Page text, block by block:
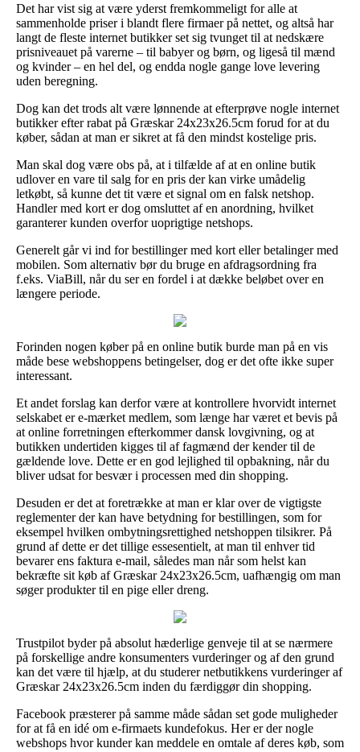
Det har vist sig at være yderst fremkommeligt for alle at
sammenholde priser i blandt flere firmaer på nettet, og altså har
langt de fleste internet butikker set sig tvunget til at nedskære
prisniveauet på varerne – til babyer og børn, og ligeså til mænd
og kvinder – en hel del, og endda nogle gange love levering
uden beregning.
Dog kan det trods alt være lønnende at efterprøve nogle internet
butikker efter rabat på Græskar 24x23x26.5cm forud for at du
køber, sådan at man er sikret at få den mindst kostelige pris.
Man skal dog være obs på, at i tilfælde af at en online butik
udlover en vare til salg for en pris der kan virke umådelig
letkøbt, så kunne det tit være et signal om en falsk netshop.
Handler med kort er dog omsluttet af en anordning, hvilket
garanterer kunden overfor uoprigtige netshops.
Generelt går vi ind for bestillinger med kort eller betalinger med
mobilen. Som alternativ bør du bruge en afdragsordning fra
f.eks. ViaBill, når du ser en fordel i at dække beløbet over en
længere periode.
Forinden nogen køber på en online butik burde man på en vis
måde bese webshoppens betingelser, dog er det ofte ikke super
interessant.
Et andet forslag kan derfor være at kontrollere hvorvidt internet
selskabet er e-mærket medlem, som længe har været et bevis på
at online forretningen efterkommer dansk lovgivning, og at
butikken undertiden kigges til af fagmænd der kender til de
gældende love. Dette er en god lejlighed til opbakning, når du
bliver udsat for besvær i processen med din shopping.
Desuden er det at foretrække at man er klar over de vigtigste
reglementer der kan have betydning for bestillingen, som for
eksempel hvilken ombytningsrettighed netshoppen tilsikrer. På
grund af dette er det tillige essesentielt, at man til enhver tid
bevarer ens faktura e-mail, således man når som helst kan
bekræfte sit køb af Græskar 24x23x26.5cm, uafhængig om man
søger produkter til en pige eller dreng.
Trustpilot byder på absolut hæderlige genveje til at se nærmere
på forskellige andre konsumenters vurderinger og af den grund
kan det være til hjælp, at du studerer netbutikkens vurderinger af
Græskar 24x23x26.5cm inden du færdiggør din shopping.
Facebook præsterer på samme måde sådan set gode muligheder
for at få en idé om e-firmaets kundefokus. Her er der nogle
webshops hvor kunder kan meddele en omtale af deres køb, som